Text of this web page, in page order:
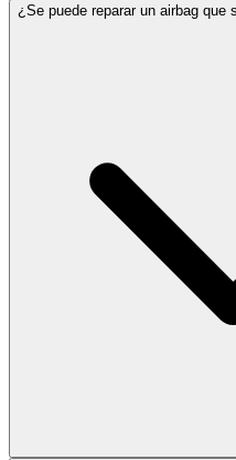
¿Se puede reparar un airbag que